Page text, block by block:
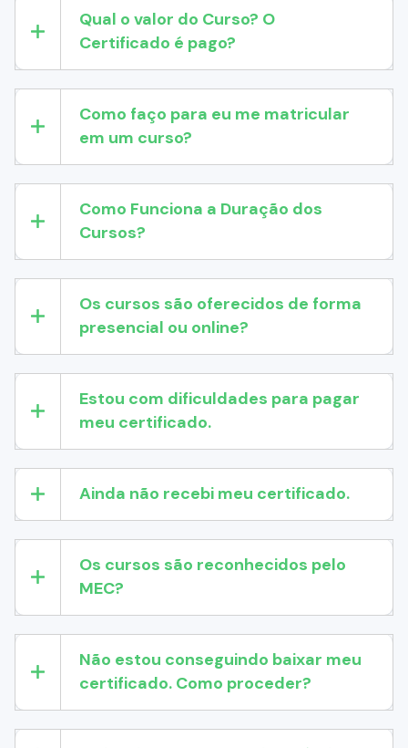
Qual o valor do Curso? O
Certificado é pago?
Como faço para eu me matricular
em um curso?
Como Funciona a Duração dos
Cursos?
Os cursos são oferecidos de forma
presencial ou online?
Estou com dificuldades para pagar
meu certificado.
Ainda não recebi meu certificado.
Os cursos são reconhecidos pelo
MEC?
Não estou conseguindo baixar meu
certificado. Como proceder?